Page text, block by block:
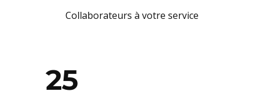
Destinations livrées chaque jour